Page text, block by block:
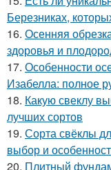
Березниках,
16. Осенняя
здоровья и
17. Особенности
Изабелла: полное
18. Какую свеклу
лучших сортов
19. Сорта свёклы
выбор и
20. Плитный